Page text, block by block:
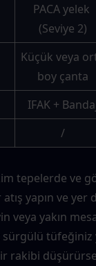
PACA yelek
(Seviye 2)
Küçük veya
boy çanta
IFAK +
/
tepelerde ve
yapın ve yer
veya yakın
sürgülü tüfeğiniz
rakibi